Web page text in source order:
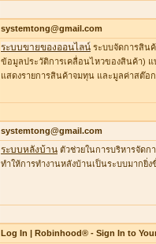
systemtong@gmail.com
ระบบขายของออนไลน์ ระบบจัดการสิน
ข้อมูลประวัติการเคลื่อนไหวของสินค้า)
แสดงรายการสินค้าจมทุน และมูลค่าสต๊อ
systemtong@gmail.com
ระบบหลังบ้าน ตัวช่วยในการบริหารจัดก
ทำให้การทำงานหลังบ้านเป็นระบบมากยิ่
Log In | Robinhood® - Sign In to